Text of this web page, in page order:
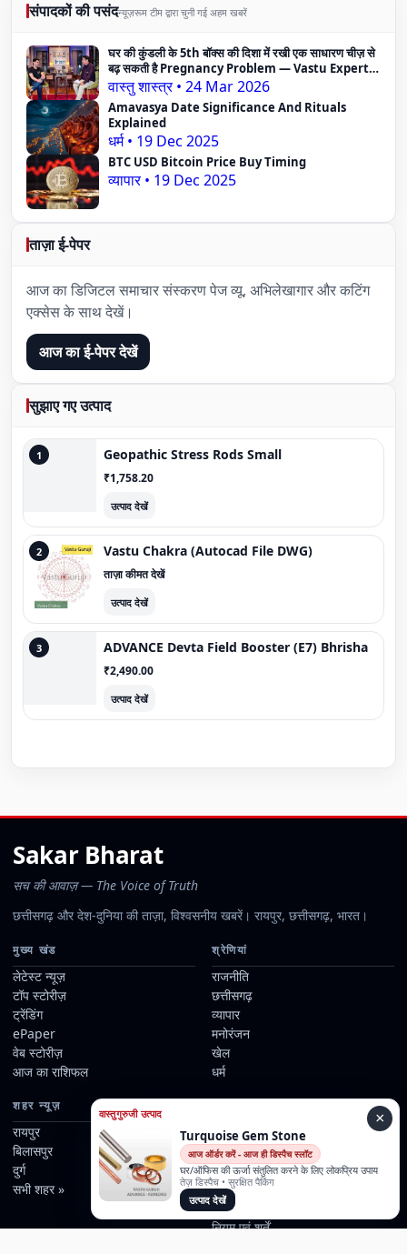
×
वास्तुगुरुजी उत्पाद
Turquoise Gem Stone
आज ऑर्डर करें - आज ही डिस्पैच स्लॉट
घर/ऑफिस की ऊर्जा संतुलित करने के लिए लोकप्रिय उपाय
तेज़ डिस्पैच • सुरक्षित पैकिंग
उत्पाद देखें
संपादकों की पसंदन्यूज़रूम टीम द्वारा चुनी गई अहम खबरें
घर की कुंडली के 5th बॉक्स की दिशा में रखी एक साधारण चीज़ से
बढ़ सकती है Pregnancy Problem — Vastu Expert
का दावा
वास्तु शास्त्र • 24 Mar 2026
Amavasya Date Significance And Rituals
Explained
धर्म • 19 Dec 2025
BTC USD Bitcoin Price Buy Timing
व्यापार • 19 Dec 2025
ताज़ा ई-पेपर
आज का डिजिटल समाचार संस्करण पेज व्यू, अभिलेखागार और कटिंग
एक्सेस के साथ देखें।
आज का ई-पेपर देखें
सुझाए गए उत्पाद
1 Geopathic Stress Rods Small
₹1,758.20
उत्पाद देखें
2 Vastu Chakra (Autocad File DWG)
ताज़ा कीमत देखें
उत्पाद देखें
3 ADVANCE Devta Field Booster (E7) Bhrisha
₹2,490.00
उत्पाद देखें
Sakar Bharat
सच की आवाज़ — The Voice of Truth
छत्तीसगढ़ और देश-दुनिया की ताज़ा, विश्वसनीय खबरें। रायपुर, छत्तीसगढ़, भारत।
मुख्य खंड
लेटेस्ट न्यूज़
टॉप स्टोरीज़
ट्रेंडिंग
ePaper
वेब स्टोरीज़
आज का राशिफल
श्रेणियां
राजनीति
छत्तीसगढ़
व्यापार
मनोरंजन
खेल
धर्म
शहर न्यूज़
रायपुर
बिलासपुर
दुर्ग
सभी शहर »
हमारे बारे में
हमारे रिपोर्टर्स
संपर्क
विज्ञापन
संपादकीय नीति
नियम एवं शर्तें